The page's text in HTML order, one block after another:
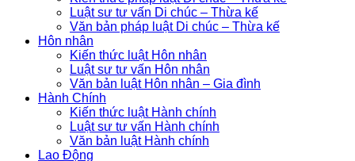
Luật sư tư vấn Di chúc – Thừa kế
Văn bản pháp luật Di chúc – Thừa kế
Hôn nhân
Kiến thức luật Hôn nhân
Luật sư tư vấn Hôn nhân
Văn bản luật Hôn nhân – Gia đình
Hành Chính
Kiến thức luật Hành chính
Luật sư tư vấn Hành chính
Văn bản luật Hành chính
Lao Động